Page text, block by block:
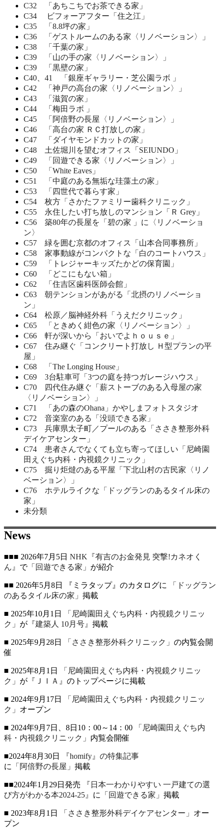
C32 「あちこちでお茶できる家」
C34 ビフォーアフター「住之江」
C35 「8.8坪の家」
C36 「ゲストルームのある家〈リノベーション〉」
C38 「千葉の家」
C39 「山の手の家〈リノベーション〉」
C39 「黒壁の家」
C40、41 「銀座ギャラリー・芝公園ラボ 」
C42 「神戸の高台の家〈リノベーション〉」
C43 「滋賀の家」
C44 「梅田ラボ 」
C45 「阿倍野の長屋〈リノベーション〉」
C46 「高台の家 ＲＣ打放しの家」
C47 「ダイヤモンドカットの家」
C48 土佐堀川を望むオフィス「SEIUNDO」
C49 「回遊できる家〈リノベーション〉」
C50 「White Eaves」
C51 「中庭のある無垢な珪藻土の家」
C53 「四世代で暮らす家」
C54 枚方「さかたファミリー歯科クリニック」
C55 永住したい打ち放しのマンション「Ｒ Grey」
C56 築80年の長屋を「碧の家 」に〈リノベーショ
ン〉
C57 緑を囲む京都のオフィス「山本合同事務所」
C58 家事動線がコンパクトな「白のコートハウス」
C59 「トレジャーキッズたかどの保育園」
C60 「どこにもない箱」
C62 「住吉区歯科医師会館」
C63 朝テンションがあがる「北摂のリノベーショ
ン」
C64 松原／脳神経外科「うえだクリニック」
C65 「ときめく紺色の家〈リノベーション〉」
C66 軒が深いから「おいでよｈｏｕｓｅ」
C67 住み継ぐ「コンクリート打放し Ｈ型プランの平
屋」
C68 「The Longing House」
C69 3台駐車可「3つの庭を持つガレージハウス」
C70 四代住み継ぐ「薪ストーブのある入母屋の家
〈リノベーション〉」
C71 「あの森のOhana」かやしまフォトスタジオ
C72 音楽室のある「没頭できる家」
C73 兵庫県太子町／プールのある「ささき整形外科
デイケアセンター」
C74 患者さんでなくても立ち寄ってほしい「尼崎園
田えぐち内科・内視鏡クリニック」
C75 掘り炬燵のある平屋「下北山村の古民家〈リノ
ベーション〉」
C76 ホテルライクな「ドッグランのあるタイル床の
家」
未分類
News
■■■ 2026年7月5日 NHK『有吉のお金発見 突撃!カネオく
ん』 で「回遊できる家」 が紹介
■■ 2026年5月8日 『ミラタップ』のカタログに
「ドッグラン
のあるタイル床の家」 掲載
■ 2025年10月1日
「尼崎園田えぐち内科・内視鏡クリニッ
ク」 が 『建築人 10月号』 掲載
■ 2025年9月28日 「ささき整形外科クリニック」 の内覧会開
催
■ 2025年8月1日
「尼崎園田えぐち内科・内視鏡クリニッ
ク」 が 『ＪＩＡ』 のトップページに掲載
■ 2024年9月17日
「尼崎園田えぐち内科・内視鏡クリニッ
ク」 オープン
■ 2024年9月7日、8日10：00～14：00
「尼崎園田えぐち内
科・内視鏡クリニック」 内覧会開催
■2024年8月30日
『homify』の特集記事
に
「阿倍野の長屋」 掲載
■■2024年1月29日発売
『日本一わかりやすい 一戸建ての選
び方がわかる本2024-25』 に 「回遊できる家」 掲載
■ 2023年8月1日 「ささき整形外科デイケアセンター」 オー
プン